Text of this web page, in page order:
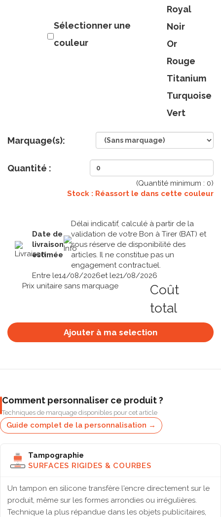
Sélectionner une
couleur
Royal
Noir
Or
Rouge
Titanium
Turquoise
Vert
Marquage(s):
Quantité :
(Quantité minimum : 0)
Stock : Réassort le dans cette couleur
Date de
livraison
estimée
Délai indicatif, calculé à partir de la
validation de votre Bon à Tirer (BAT) et
sous réserve de disponibilité des
articles. Il ne constitue pas un
engagement contractuel.
Entre le14/08/2026et le21/08/2026
Prix unitaire sans marquage
Coût
total
Ajouter à ma selection
Comment personnaliser ce produit ?
Techniques de marquage disponibles pour cet article
Guide complet de la personnalisation →
Tampographie
SURFACES RIGIDES & COURBES
Un tampon en silicone transfère l'encre directement sur le
produit, même sur les formes arrondies ou irrégulières.
Technique la plus répandue dans les objets publicitaires,